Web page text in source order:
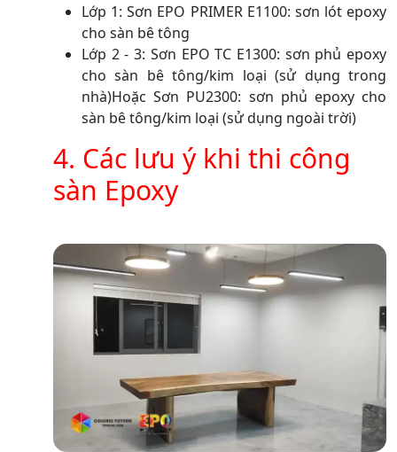
Lớp 1: Sơn EPO PRIMER E1100: sơn lót epoxy
cho sàn bê tông
Lớp 2 - 3: Sơn EPO TC E1300: sơn phủ epoxy
cho sàn bê tông/kim loại (sử dụng trong
nhà)Hoặc Sơn PU2300: sơn phủ epoxy cho
sàn bê tông/kim loại (sử dụng ngoài trời)
4. Các lưu ý khi thi công
sàn Epoxy